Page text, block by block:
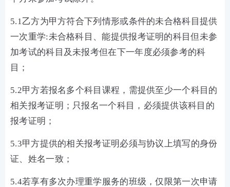
5.1乙方为甲方符合下列情形或条件的未合格科目提供
一次重学:未合格科目、能提供报考证明的科目但未参
加考试的科目及未报考但在下一年度必须参考的科
目；
5.2甲方若报名多个科目课程，需提供至少一个科目的
相关报考证明；只报名一个科目，必须提供该科目的
报考证明；
5.3甲方提供的相关报考证明必须与协议上填写的身份
证、姓名一致；
5.4若享有多次办理重学服务的班级，仅限第一次申请